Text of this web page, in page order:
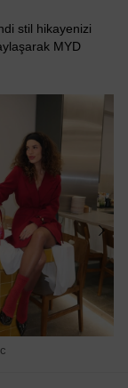
stil hikayenizi
MYD